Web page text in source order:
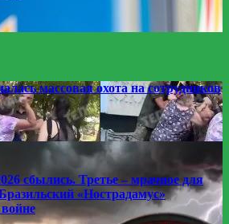
массовая охота на сотрудников
сбылись. Третье – мрачное для
«Нострадамус»